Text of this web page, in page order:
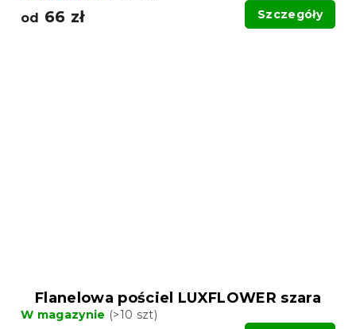
od 66 zł Szczegóły
Flanelowa pościel LUXFLOWER szara
W magazynie (>10 szt)